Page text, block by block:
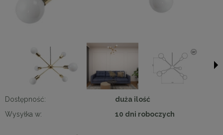
Dostępność:
duża ilość
Wysyłka w:
10 dni roboczych